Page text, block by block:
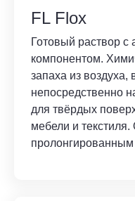
FL Flox
Готовый раствор с
компонентом.
запаха из воздуха,
непосредственно
для твёрдых
мебели и текстиля.